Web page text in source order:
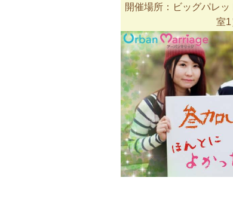
開催場所：ビッグパレ
室1